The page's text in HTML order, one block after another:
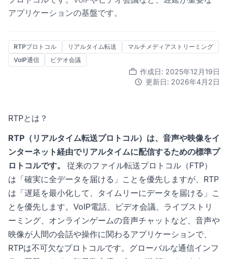
アプリケーションの基盤です。
RTPプロトコル リアルタイム転送
マルチメディアストリーミング
VoIP通信
ビデオ会議
作成日: 2025年12月19日
更新日: 2026年4月2日
RTPとは？
RTP（リアルタイム転送プロトコル）は、音声や映像をイ
ンターネット経由でリアルタイムに配信するための標準プ
ロトコルです。
従来のファイル転送プロトコル（FTP）
は「確実に全データを届ける」ことを優先しますが、RTP
は「遅延を最小化して、タイムリーにデータを届ける」こ
とを優先します。VoIP電話、ビデオ会議、ライブストリ
ーミング、オンラインゲームの音声チャットなど、音声や
映像が人間の会話や操作に関わるアプリケーションで、
RTPは不可欠なプロトコルです。グローバルな通信インフ